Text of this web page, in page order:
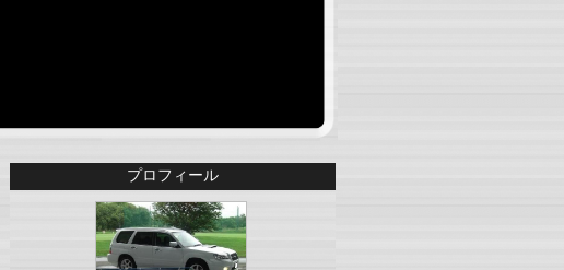
プロフィール